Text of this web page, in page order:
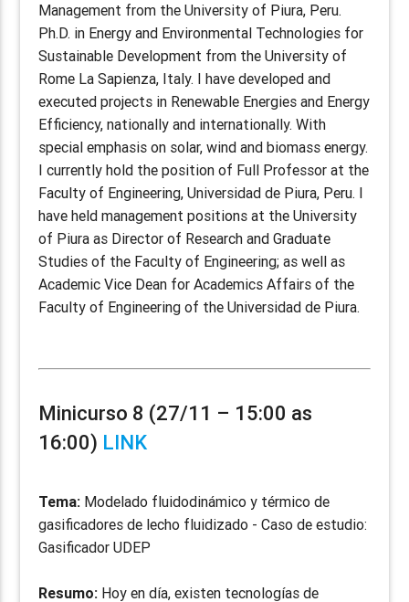
Management from the University of Piura, Peru.
Ph.D. in Energy and Environmental Technologies for
Sustainable Development from the University of
Rome La Sapienza, Italy. I have developed and
executed projects in Renewable Energies and Energy
Efficiency, nationally and internationally. With
special emphasis on solar, wind and biomass energy.
I currently hold the position of Full Professor at the
Faculty of Engineering, Universidad de Piura, Peru. I
have held management positions at the University
of Piura as Director of Research and Graduate
Studies of the Faculty of Engineering; as well as
Academic Vice Dean for Academics Affairs of the
Faculty of Engineering of the Universidad de Piura.
Minicurso 8 (27/11 – 15:00 as
16:00) LINK
Tema: Modelado fluidodinámico y térmico de
gasificadores de lecho fluidizado - Caso de estudio:
Gasificador UDEP
Resumo: Hoy en día, existen tecnologías de